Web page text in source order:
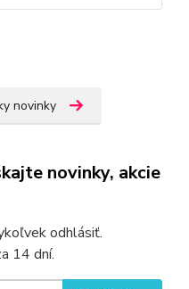
novinky
novinky, akcie
odhlásiť.
14 dní.